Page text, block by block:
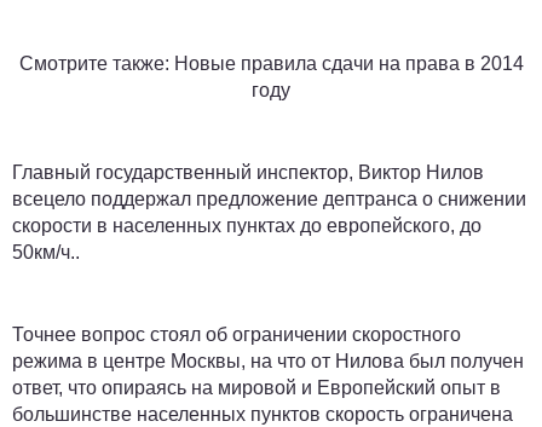
Смотрите также: Новые правила сдачи на права в 2014
году
Главный государственный инспектор, Виктор Нилов
всецело поддержал предложение дептранса о снижении
скорости в населенных пунктах до европейского, до
50км/ч..
Точнее вопрос стоял об ограничении скоростного
режима в центре Москвы, на что от Нилова был получен
ответ, что опираясь на мировой и Европейский опыт в
большинстве населенных пунктов скорость ограничена